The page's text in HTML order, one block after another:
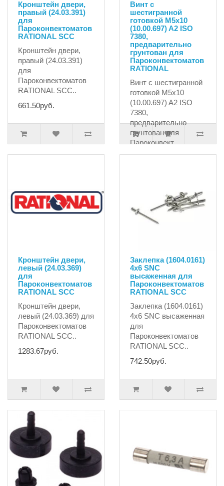
Кронштейн двери,
правый (24.03.391)
для
Пароконвектоматов
RATIONAL SCC
Кронштейн двери,
правый (24.03.391)
для
Пароконвектоматов
RATIONAL SCC..
661.50руб.
Винт с
шестигранной
готовкой M5x10
(10.00.697) A2 ISO
7380,
предварительно
грунтован для
Пароконвектоматов
RATIONAL
Винт с шестигранной
готовкой M5x10
(10.00.697) A2 ISO
7380,
предварительно
грунтован для
Пароконвект..
317.25руб.
Кронштейн двери,
левый (24.03.369)
для
Пароконвектоматов
RATIONAL SCC
Кронштейн двери,
левый (24.03.369) для
Пароконвектоматов
RATIONAL SCC..
1283.67руб.
Заклепка (1604.0161)
4х6 SNC
высаженная для
Пароконвектоматов
RATIONAL SCC
Заклепка (1604.0161)
4х6 SNC высаженная
для
Пароконвектоматов
RATIONAL SCC..
742.50руб.